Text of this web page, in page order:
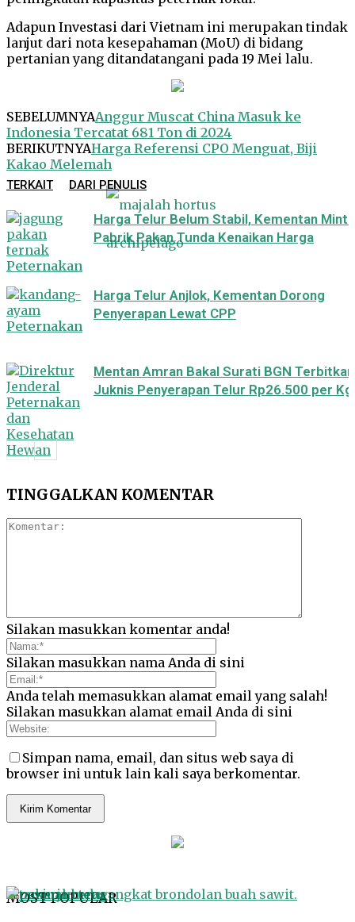
Adapun Investasi dari Vietnam ini merupakan tindak
lanjut dari nota kesepahaman (MoU) di bidang
pertanian yang ditandatangani pada 19 Mei lalu.
SEBELUMNYAAnggur Muscat China Masuk ke
Indonesia Tercatat 681 Ton di 2024
BERIKUTNYAHarga Referensi CPO Menguat, Biji
Kakao Melemah
TERKAIT DARI PENULIS
Peternakan
Harga Telur Belum Stabil, Kementan Minta
Pabrik Pakan Tunda Kenaikan Harga
Peternakan
Harga Telur Anjlok, Kementan Dorong
Penyerapan Lewat CPP
Mentan Amran Bakal Surati BGN Terbitkan
Juknis Penyerapan Telur Rp26.500 per Kg
TINGGALKAN KOMENTAR
Silakan masukkan komentar anda!
Silakan masukkan nama Anda di sini
Anda telah memasukkan alamat email yang salah!
Silakan masukkan alamat email Anda di sini
Simpan nama, email, dan situs web saya di
browser ini untuk lain kali saya berkomentar.
MOST POPULAR